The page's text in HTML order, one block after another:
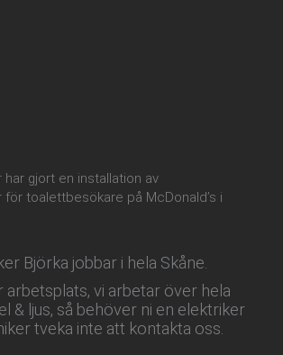
har gjort en installation av
toalettbesökare på McDonald’s i
Björka jobbar i hela Skåne.
arbetsplats, vi arbetar över hela
& ljus, så behöver ni en elektriker
tveka inte att kontakta oss.